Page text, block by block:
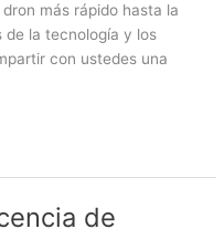
más rápido hasta la
de la tecnología y los
con ustedes una
de